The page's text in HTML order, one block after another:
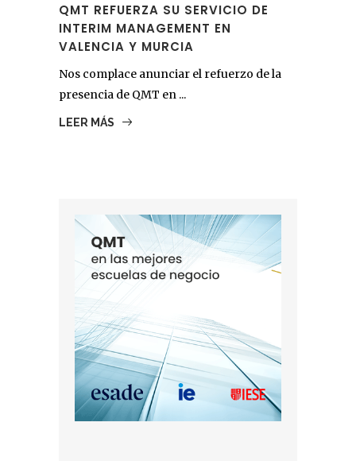
QMT REFUERZA SU SERVICIO DE
INTERIM MANAGEMENT EN
VALENCIA Y MURCIA
Nos complace anunciar el refuerzo de la
presencia de QMT en ...
LEER MÁS